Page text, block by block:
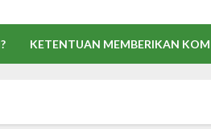
KETENTUAN MEMBERIKAN